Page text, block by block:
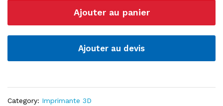
Ender
S1
Plus
Ajouter au panier
Ajouter au devis
Category: Imprimante 3D